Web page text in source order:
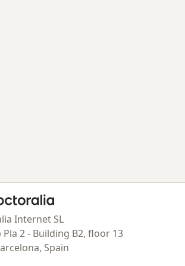
Página de inicio
Internet SL
Pla 2 - Building B2, floor 13
Spain